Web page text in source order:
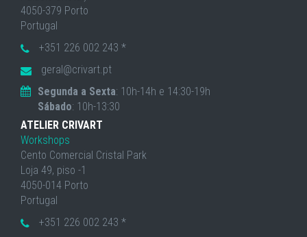
4050-379 Porto
Portugal
+351 226 002 243 *
geral@crivart.pt
Segunda a Sexta: 10h-14h e 14:30-19h
Sábado: 10h-13:30
ATELIER CRIVART
Workshops
Cento Comercial Cristal Park
Loja 49, piso -1
4050-014 Porto
Portugal
+351 226 002 243 *